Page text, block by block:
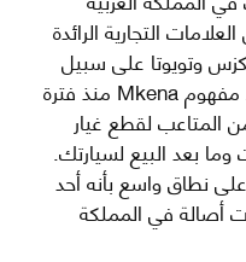
التجارية الرائدة
وتويوتا على سبيل
المثال لا الحصر. نشأت الفكرة وراء مفهوم Mkena منذ فترة
المتاعب لقطع غيار
وما بعد البيع لسيارتك.
ومنذ ذلك الحين ، اشتهر Mkena على نطاق واسع بأنه أحد
أصالة في المملكة